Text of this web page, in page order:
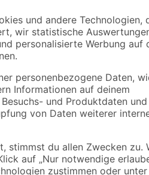
1,99€
Das Edelstahl-Doppelwandsystem
Gasfeuerstätten sowohl im Unter- als
feuchteunempfindlich. Bei dem